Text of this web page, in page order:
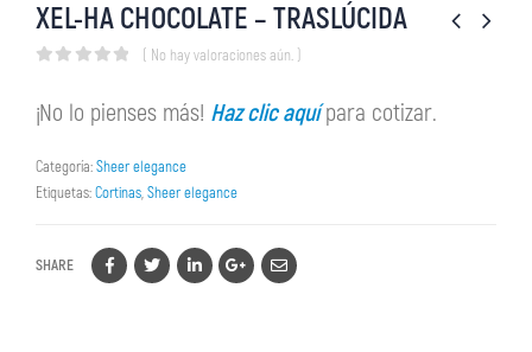
XEL-HA CHOCOLATE – TRASLÚCIDA
( No hay valoraciones aún. )
¡No lo pienses más! Haz clic aquípara cotizar.
Categoría:Sheer elegance
Etiquetas:Cortinas,Sheer elegance
SHARE